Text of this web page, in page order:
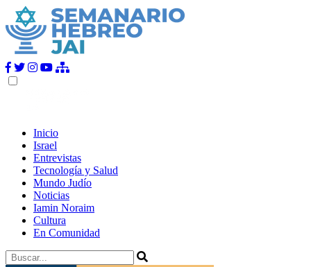
Inicio
Israel
Entrevistas
Tecnología y Salud
Mundo Judío
Noticias
Iamin Noraim
Cultura
En Comunidad